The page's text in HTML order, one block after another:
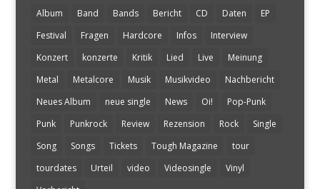
Album Band Bands Bericht CD Daten
EP
Festival
Fragen Hardcore Infos
Interview
Konzert
konzerte Kritik Lied Live
Meinung
Metal
Metalcore Musik Musikvideo
Nachbericht
Neues Album
neue single News Oi!
Pop-Punk
Punk
Punkrock Review Rezension Rock
Single
Song
Songs Tickets Tough Magazine
tour
tourdates
Urteil video Videosingle
Vinyl